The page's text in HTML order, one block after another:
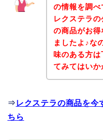
の情報を調
レクステラ
の商品がお得
ましたよ♪な
味のある方
てみてはいか
⇒ レクステラの商品を今
ちら